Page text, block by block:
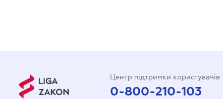
Центр підтримки користувачів
0-800-210-103